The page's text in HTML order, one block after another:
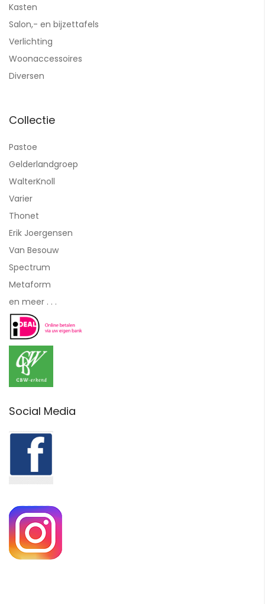
Kasten
Salon,- en bijzettafels
Verlichting
Woonaccessoires
Diversen
Collectie
Pastoe
Gelderlandgroep
WalterKnoll
Varier
Thonet
Erik Joergensen
Van Besouw
Spectrum
Metaform
en meer . . .
Social Media